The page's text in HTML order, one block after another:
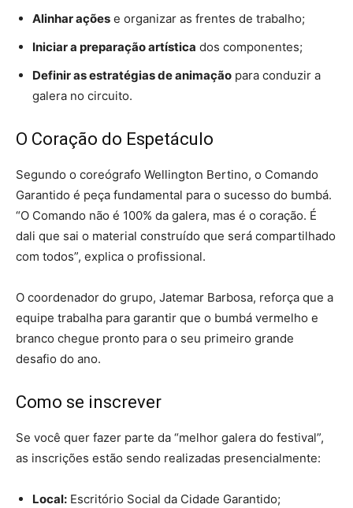
Alinhar ações e organizar as frentes de trabalho;
Iniciar a preparação artística dos componentes;
Definir as estratégias de animação para conduzir a
galera no circuito.
O Coração do Espetáculo
Segundo o coreógrafo Wellington Bertino, o Comando
Garantido é peça fundamental para o sucesso do bumbá.
“O Comando não é 100% da galera, mas é o coração. É
dali que sai o material construído que será compartilhado
com todos”, explica o profissional.
O coordenador do grupo, Jatemar Barbosa, reforça que a
equipe trabalha para garantir que o bumbá vermelho e
branco chegue pronto para o seu primeiro grande
desafio do ano.
Como se inscrever
Se você quer fazer parte da “melhor galera do festival”,
as inscrições estão sendo realizadas presencialmente:
Local: Escritório Social da Cidade Garantido;